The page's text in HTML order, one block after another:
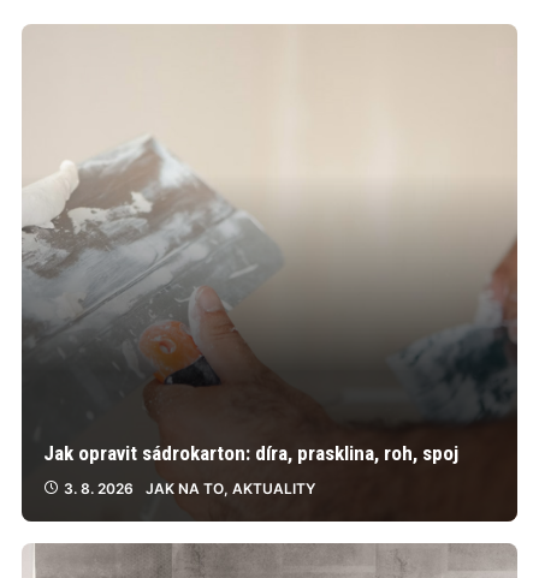
Jak opravit sádrokarton: díra, prasklina, roh, spoj
3. 8. 2026 JAK NA TO, AKTUALITY